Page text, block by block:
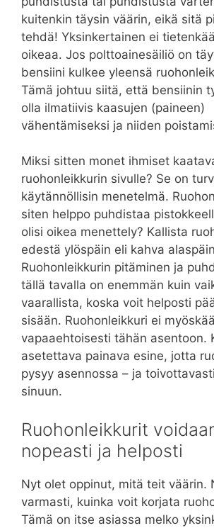
kuitenkin täysin väärin, eikä sitä
tehdä! Yksinkertainen ei
oikeaa. Jos polttoainesäiliö on
bensiini kulkee yleensä
Tämä johtuu siitä, että bensiinin
olla ilmatiivis kaasujen (paineen)
vähentämiseksi ja niiden
Miksi sitten monet ihmiset
ruohonleikkurin sivulle? Se on
käytännöllisin menetelmä.
siten helppo puhdistaa
olisi oikea menettely? Kallista
edestä ylöspäin eli kahva
Ruohonleikkurin pitäminen ja
tällä tavalla on enemmän kuin
vaarallista, koska voit helposti
sisään. Ruohonleikkuri ei
vapaaehtoisesti tähän asentoon.
asetettava painava esine, jotta
pysyy asennossa – ja
sinuun.
Ruohonleikkurit
nopeasti ja helposti
Nyt olet oppinut, mitä teit väärin.
varmasti, kuinka voit korjata
Tämä on itse asiassa melko